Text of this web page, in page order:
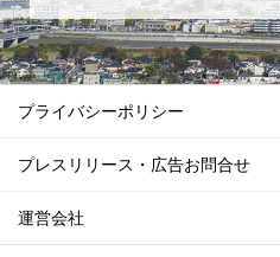
プライバシーポリシー
プレスリリース・広告お問合せ
運営会社